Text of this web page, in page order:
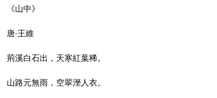
《山中》
唐·王維
荊溪白石出，天寒紅葉稀。
山路元無雨，空翠溼人衣。